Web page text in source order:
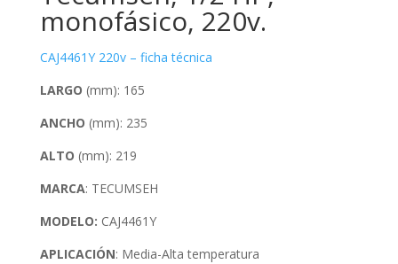
monofásico, 220v.
CAJ4461Y 220v – ficha técnica
LARGO (mm): 165
ANCHO (mm): 235
ALTO (mm): 219
MARCA: TECUMSEH
MODELO: CAJ4461Y
APLICACIÓN: Media-Alta temperatura